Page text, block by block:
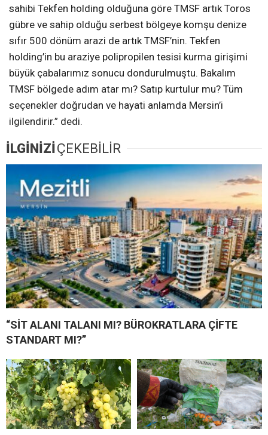
sahibi Tekfen holding olduğuna göre TMSF artık Toros
gübre ve sahip olduğu serbest bölgeye komşu denize
sıfır 500 dönüm arazi de artık TMSF’nin. Tekfen
holding’in bu araziye polipropilen tesisi kurma girişimi
büyük çabalarımız sonucu dondurulmuştu. Bakalım
TMSF bölgede adım atar mı? Satıp kurtulur mu? Tüm
seçenekler doğrudan ve hayati anlamda Mersin’i
ilgilendirir.” dedi.
İLGİNİZİÇEKEBİLİR
“SİT ALANI TALANI MI? BÜROKRATLARA ÇİFTE
STANDART MI?”